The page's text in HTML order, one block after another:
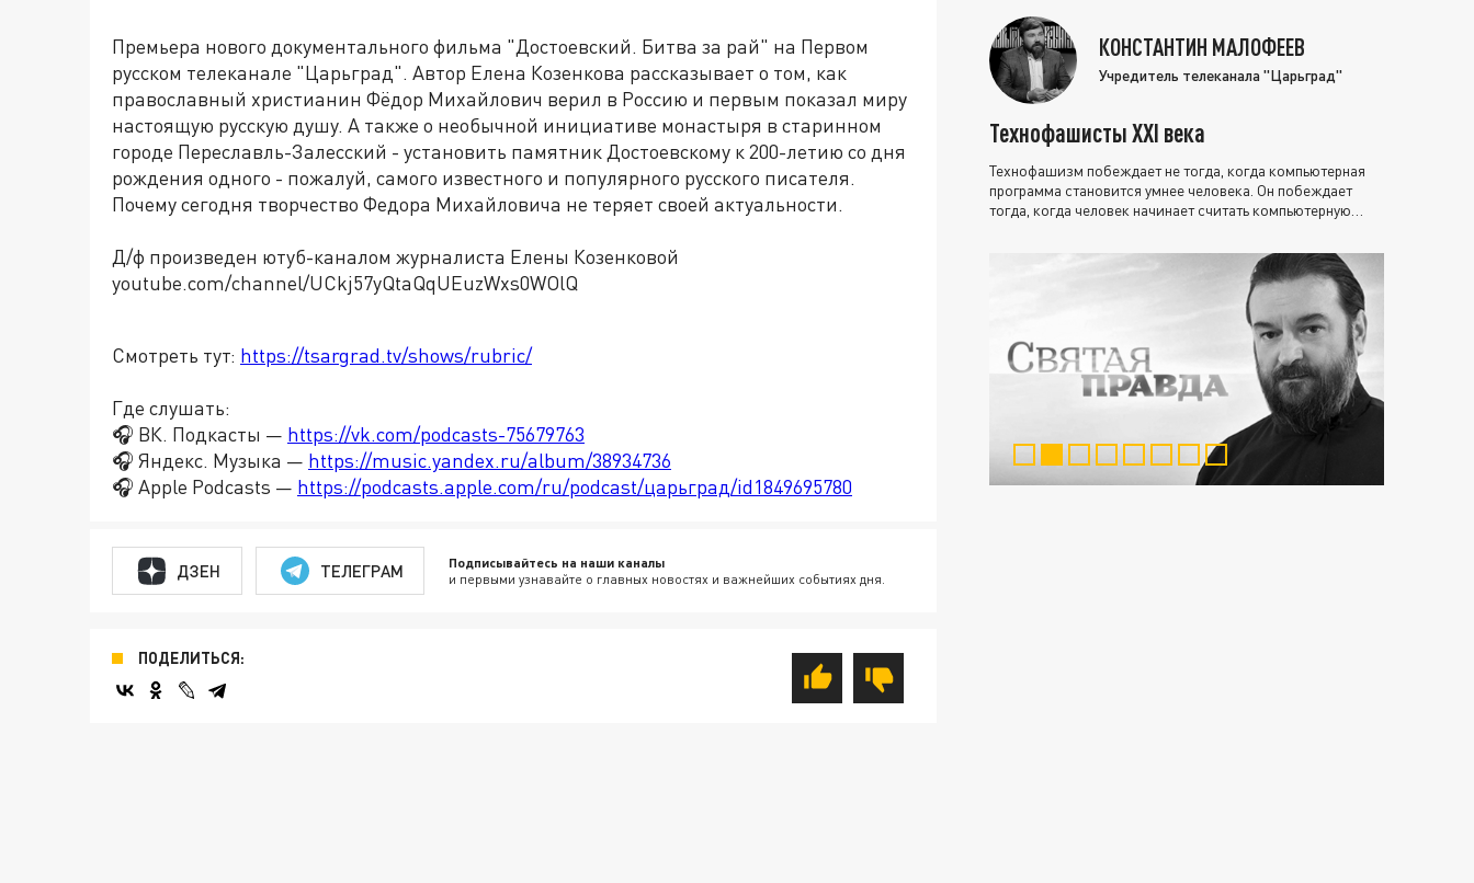
Премьера нового документального фильма "Достоевский. Битва за рай" на Первом
русском телеканале "Царьград". Автор Елена Козенкова рассказывает о том, как
православный христианин Фёдор Михайлович верил в Россию и первым показал миру
настоящую русскую душу. А также о необычной инициативе монастыря в старинном
городе Переславль-Залесский - установить памятник Достоевскому к 200-летию со дня
рождения одного - пожалуй, самого известного и популярного русского писателя.
Почему сегодня творчество Федора Михайловича не теряет своей актуальности.
Д/ф произведен ютуб-каналом журналиста Елены Козенковой
youtube.com/channel/UCkj57yQtaQqUEuzWxs0WOlQ
Смотреть тут: https://tsargrad.tv/shows/rubric/
Где слушать:
🎧 ВК. Подкасты — https://vk.com/podcasts-75679763
🎧 Яндекс. Музыка — https://music.yandex.ru/album/38934736
🎧 Apple Podcasts — https://podcasts.apple.com/ru/podcast/царьград/id1849695780
ДЗЕН ТЕЛЕГРАМ Подписывайтесь на наши каналы
и первыми узнавайте о главных новостях и важнейших событиях дня.
ПОДЕЛИТЬСЯ:
КОНСТАНТИН МАЛОФЕЕВ
Учредитель телеканала "Царьград"
Технофашисты XXI века
Технофашизм побеждает не тогда, когда компьютерная
программа становится умнее человека. Он побеждает
тогда, когда человек начинает считать компьютерную